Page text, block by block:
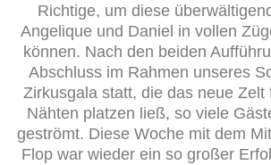
Richtige, um diese
Angelique und Daniel in vollen
können. Nach den beiden
Abschluss im Rahmen unseres
Zirkusgala statt, die das neue Zelt
Nähten platzen ließ, so viele
geströmt. Diese Woche mit dem
Flop war wieder ein so großer